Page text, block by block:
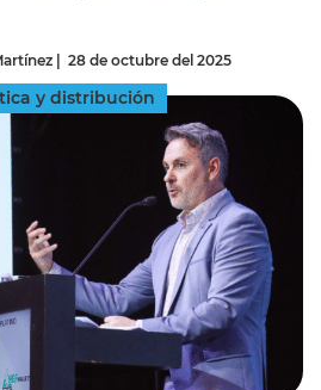
| 28 de octubre del 2025
y distribución